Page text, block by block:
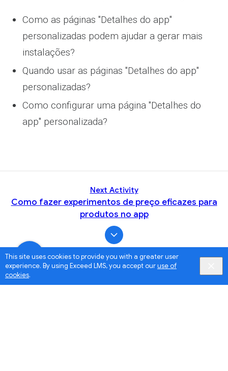
This site uses cookies to provide you with a greater user
experience. By using Exceed LMS, you accept ouruse of
cookies.
Como as páginas "Detalhes do app"
personalizadas podem ajudar a gerar mais
instalações?
Quando usar as páginas "Detalhes do app"
personalizadas?
Como configurar uma página "Detalhes do
app" personalizada?
Next Activity
Como fazer experimentos de preço eficazes para
produtos no app